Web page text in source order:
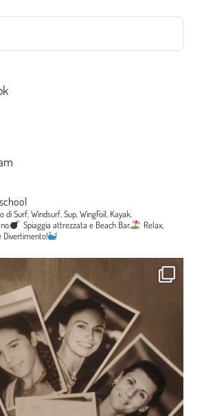
di Surf, Windsurf, Sup, WingFoil, Kayak,
Spiaggia attrezzata e Beach Bar.
Relax,
Divertimento!